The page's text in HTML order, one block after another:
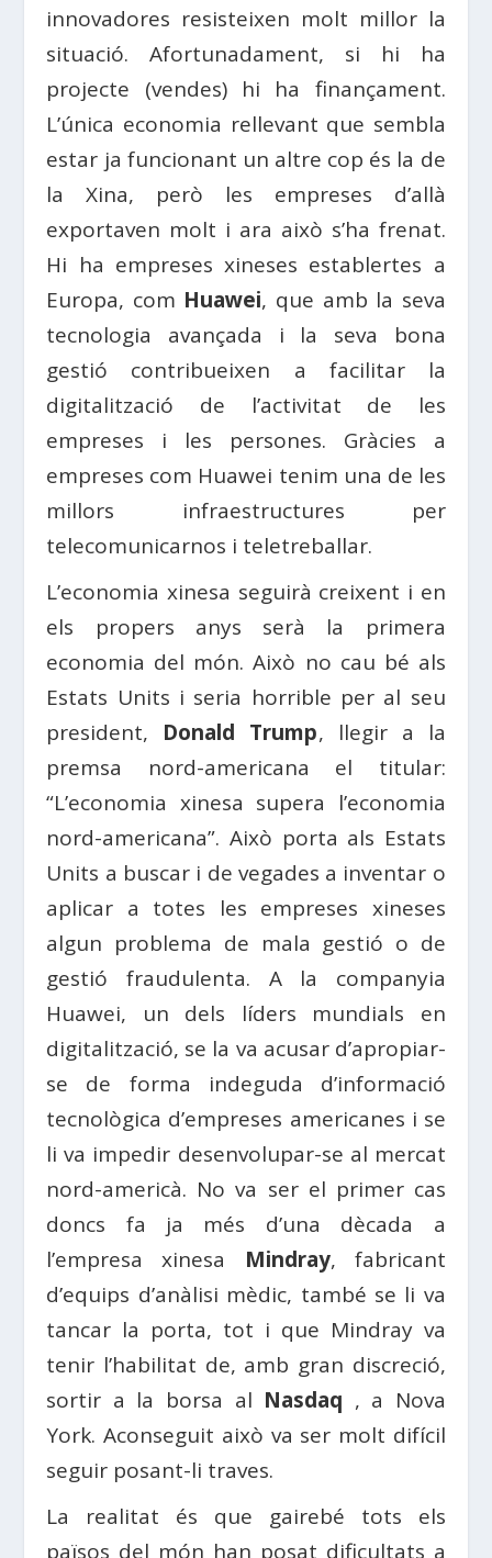
innovadores resisteixen molt millor la
situació. Afortunadament, si hi ha
projecte (vendes) hi ha finançament.
L’única economia rellevant que sembla
estar ja funcionant un altre cop és la de
la Xina, però les empreses d’allà
exportaven molt i ara això s’ha frenat.
Hi ha empreses xineses establertes a
Europa, com Huawei, que amb la seva
tecnologia avançada i la seva bona
gestió contribueixen a facilitar la
digitalització de l’activitat de les
empreses i les persones. Gràcies a
empreses com Huawei tenim una de les
millors infraestructures per
telecomunicarnos i teletreballar.
L’economia xinesa seguirà creixent i en
els propers anys serà la primera
economia del món. Això no cau bé als
Estats Units i seria horrible per al seu
president, Donald Trump, llegir a la
premsa nord-americana el titular:
“L’economia xinesa supera l’economia
nord-americana”. Això porta als Estats
Units a buscar i de vegades a inventar o
aplicar a totes les empreses xineses
algun problema de mala gestió o de
gestió fraudulenta. A la companyia
Huawei, un dels líders mundials en
digitalització, se la va acusar d’apropiar-
se de forma indeguda d’informació
tecnològica d’empreses americanes i se
li va impedir desenvolupar-se al mercat
nord-americà. No va ser el primer cas
doncs fa ja més d’una dècada a
l’empresa xinesa Mindray, fabricant
d’equips d’anàlisi mèdic, també se li va
tancar la porta, tot i que Mindray va
tenir l’habilitat de, amb gran discreció,
sortir a la borsa al Nasdaq , a Nova
York. Aconseguit això va ser molt difícil
seguir posant-li traves.
La realitat és que gairebé tots els
països del món han posat dificultats a